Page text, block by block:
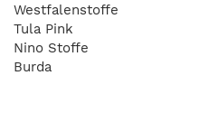
Westfalenstoffe
Tula Pink
Nino Stoffe
Burda